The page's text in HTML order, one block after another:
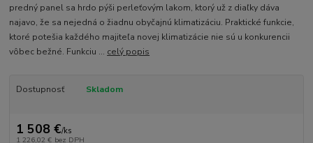
predný panel sa hrdo pýši perleťovým lakom, ktorý už z diaľky dáva
najavo, že sa nejedná o žiadnu obyčajnú klimatizáciu. Praktické funkcie,
ktoré potešia každého majiteľa novej klimatizácie nie sú u konkurencii
vôbec bežné. Funkciu ... celý popis
Dostupnosť Skladom
1 508 €/ks
1 226,02 € bez DPH